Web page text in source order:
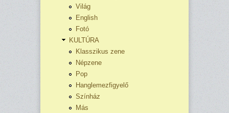
Világ
English
Fotó
KULTÚRA
Klasszikus zene
Népzene
Pop
Hanglemezfigyelő
Színház
Más